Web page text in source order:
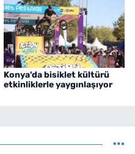
Konya'da bisiklet kültürü
etkinliklerle yaygınlaşıyor